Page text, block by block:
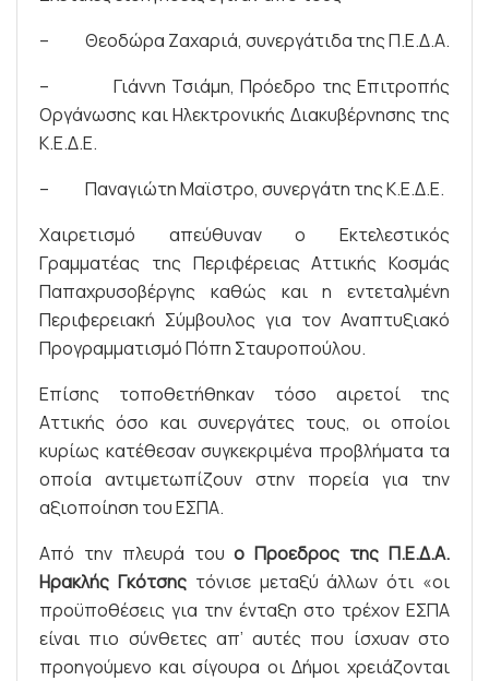
– Θεοδώρα Ζαχαριά, συνεργάτιδα της Π.Ε.Δ.Α.
– Γιάννη Τσιάμη, Πρόεδρο της Επιτροπής
Οργάνωσης και Ηλεκτρονικής Διακυβέρνησης της
Κ.Ε.Δ.Ε.
– Παναγιώτη Μαϊστρο, συνεργάτη της Κ.Ε.Δ.Ε.
Χαιρετισμό απεύθυναν ο Εκτελεστικός
Γραμματέας της Περιφέρειας Αττικής Κοσμάς
Παπαχρυσοβέργης καθώς και η εντεταλμένη
Περιφερειακή Σύμβουλος για τον Αναπτυξιακό
Προγραμματισμό Πόπη Σταυροπούλου.
Επίσης τοποθετήθηκαν τόσο αιρετοί της
Αττικής όσο και συνεργάτες τους, οι οποίοι
κυρίως κατέθεσαν συγκεκριμένα προβλήματα τα
οποία αντιμετωπίζουν στην πορεία για την
αξιοποίηση του ΕΣΠΑ.
Από την πλευρά τουο Προεδρος της Π.Ε.Δ.Α.
Ηρακλής Γκότσηςτόνισε μεταξύ άλλων ότι «οι
προϋποθέσεις για την ένταξη στο τρέχον ΕΣΠΑ
είναι πιο σύνθετες απ’ αυτές που ίσχυαν στο
προηγούμενο και σίγουρα οι Δήμοι χρειάζονται